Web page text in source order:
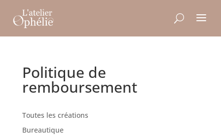
Politique de
remboursement
Toutes les créations
Bureautique